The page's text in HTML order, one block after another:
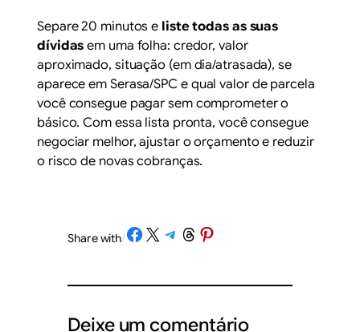
Separe 20 minutos e liste todas as suas
dívidas em uma folha: credor, valor
aproximado, situação (em dia/atrasada), se
aparece em Serasa/SPC e qual valor de parcela
você consegue pagar sem comprometer o
básico. Com essa lista pronta, você consegue
negociar melhor, ajustar o orçamento e reduzir
o risco de novas cobranças.
Share with/Share on Facebook
Share on X Share on Telegram
Share on Threads
Share on Pinterest
Deixe um comentário